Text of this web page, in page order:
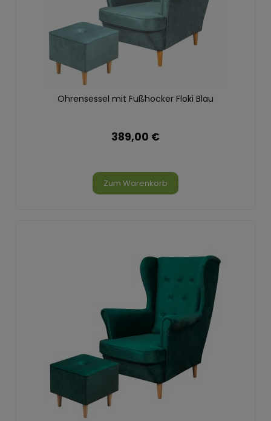
Ohrensessel mit Fußhocker Floki Blau
389,00 €
Zum Warenkorb